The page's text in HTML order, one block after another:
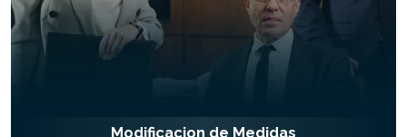
Modificacion de Medidas